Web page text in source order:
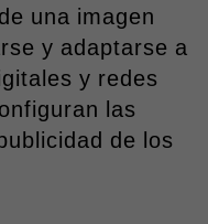
una imagen
y adaptarse a
y redes
las
de los